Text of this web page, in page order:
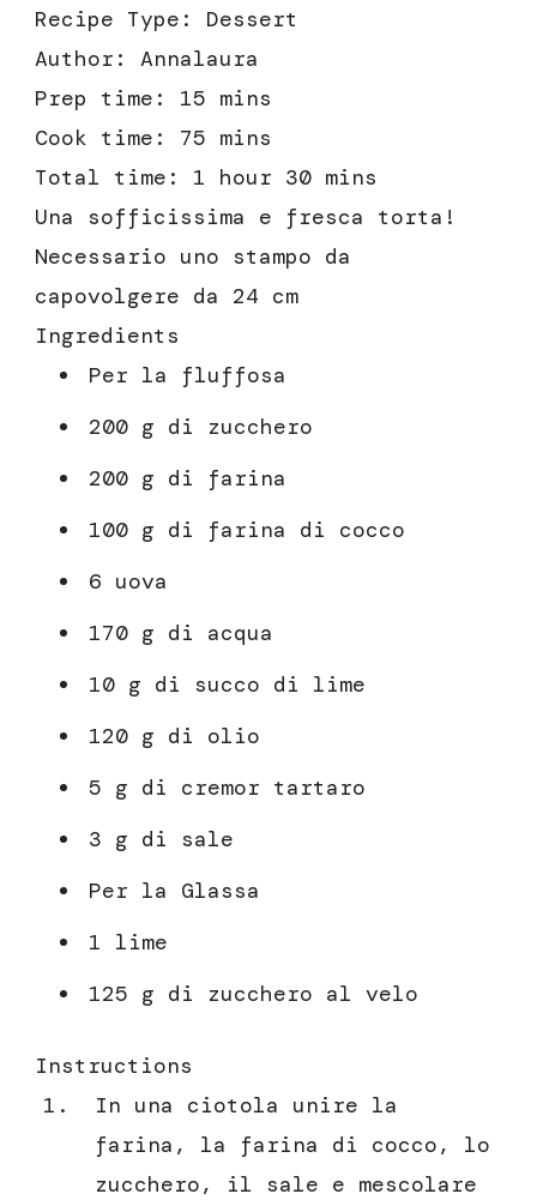
Recipe Type : Dessert
Author: Annalaura
Prep time: 15 mins
Cook time: 75 mins
Total time: 1 hour 30 mins
Una sofficissima e fresca torta!
Necessario uno stampo da
capovolgere da 24 cm
Ingredients
Per la fluffosa
200 g di zucchero
200 g di farina
100 g di farina di cocco
6 uova
170 g di acqua
10 g di succo di lime
120 g di olio
5 g di cremor tartaro
3 g di sale
Per la Glassa
1 lime
125 g di zucchero al velo
Instructions
In una ciotola unire la
farina, la farina di cocco, lo
zucchero, il sale e mescolare